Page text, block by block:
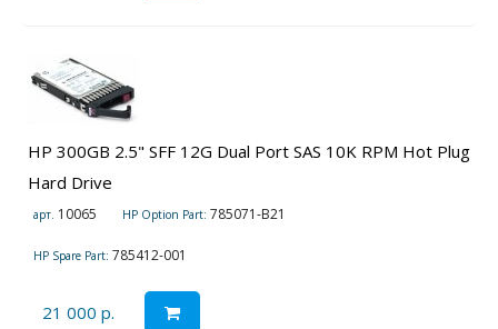
HP 300GB 2.5" SFF 12G Dual Port SAS 10K RPM Hot Plug
Hard Drive
арт. 10065 HP Option Part: 785071-B21
HP Spare Part: 785412-001
21 000 р.